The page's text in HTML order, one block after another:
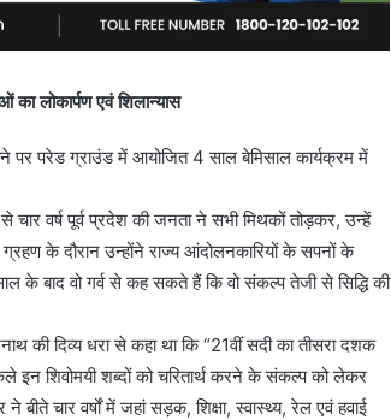
लोकार्पण एवं शिलान्यास
पर परेड ग्राउंड में आयोजित 4 साल बेमिसाल कार्यक्रम में
वर्ष पूर्व प्रदेश की जनता ने सभी मिथकों तोड़कर, उन्हें
के दौरान उन्होंने राज्य आंदोलनकारियों के सपनों के
के बाद वो गर्व से कह सकते हैं कि वो संकल्प तेजी से सिद्धि की
की दिव्य धरा से कहा था कि “21वीं सदी का तीसरा दशक
शिवोमयी शब्दों को चरितार्थ करने के संकल्प को लेकर
चार वर्षों में जहां सड़क, शिक्षा, स्वास्थ्य, रेल एवं हवाई